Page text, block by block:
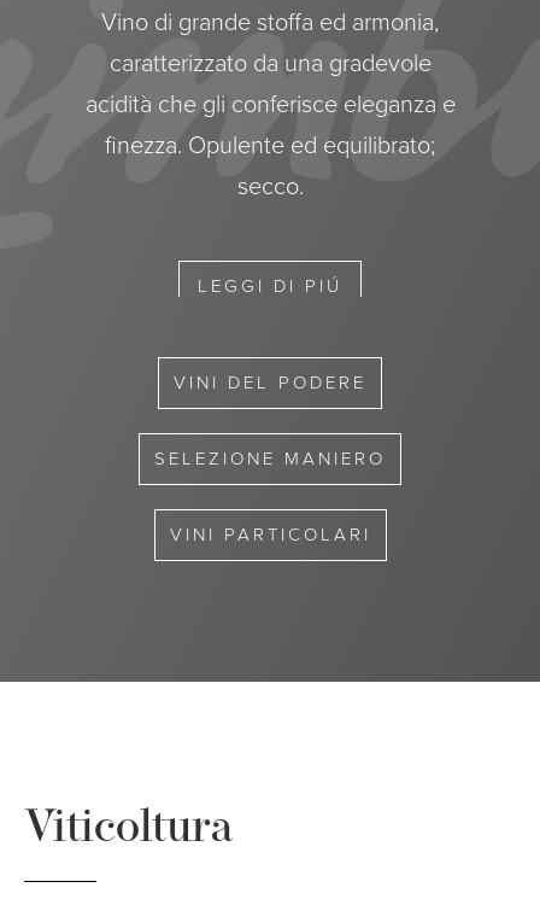
Vino di grande stoffa ed armonia,
caratterizzato da una gradevole
acidità che gli conferisce eleganza e
finezza. Opulente ed equilibrato;
secco.
LEGGI DI PIÚ
VINI DEL PODERE
SELEZIONE MANIERO
VINI PARTICOLARI
Viticoltura